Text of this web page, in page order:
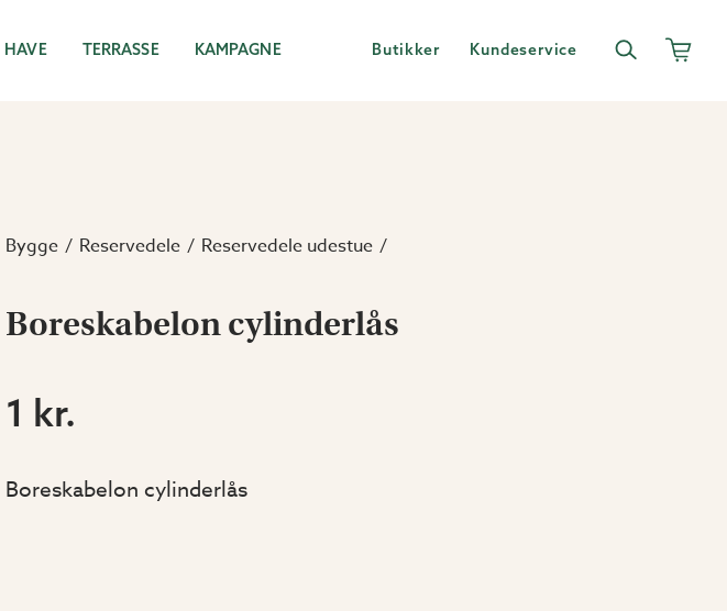
HAVE TERRASSE KAMPAGNE Butikker Kundeservice
Bygge Reservedele Reservedele udestue
Boreskabelon cylinderlås
1 kr.
Boreskabelon cylinderlås